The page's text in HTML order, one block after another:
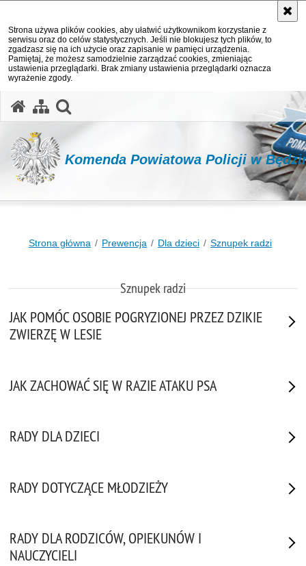
Strona używa plików cookies, aby ułatwić użytkownikom korzystanie z
serwisu oraz do celów statystycznych. Jeśli nie blokujesz tych plików, to
zgadzasz się na ich użycie oraz zapisanie w pamięci urządzenia.
Pamiętaj, że możesz samodzielnie zarządzać cookies, zmieniając
ustawienia przeglądarki. Brak zmiany ustawienia przeglądarki oznacza
wyrażenie zgody.
Komenda Powiatowa Policji w
Strona główna Prewencja Dla dzieci Sznupek radzi
Sznupek radzi
JAK POMÓC OSOBIE POGRYZIONEJ PRZEZ DZIKIE
ZWIERZĘ W LESIE
JAK ZACHOWAĆ SIĘ W RAZIE ATAKU PSA
RADY DLA DZIECI
RADY DOTYCZĄCE MŁODZIEŻY
RADY DLA RODZICÓW, OPIEKUNÓW I
NAUCZYCIELI